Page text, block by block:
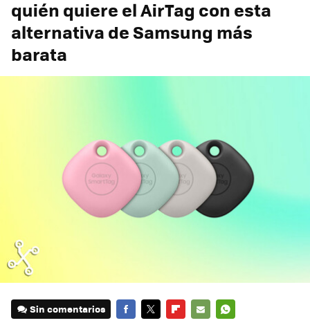
quién quiere el AirTag con esta
alternativa de Samsung más
barata
Sin comentarios